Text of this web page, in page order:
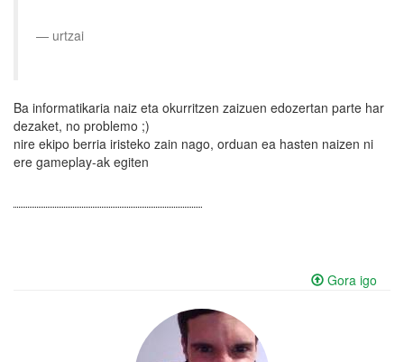
urtzai
Ba informatikaria naiz eta okurritzen zaizuen edozertan parte har
dezaket, no problemo ;)
nire ekipo berria iristeko zain nago, orduan ea hasten naizen ni
ere gameplay-ak egiten
Gora igo